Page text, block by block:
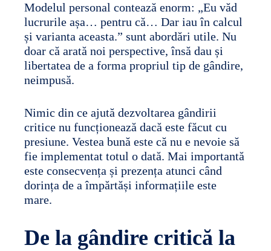
Modelul personal contează enorm: „Eu văd
lucrurile așa… pentru că… Dar iau în calcul
și varianta aceasta.” sunt abordări utile. Nu
doar că arată noi perspective, însă dau și
libertatea de a forma propriul tip de gândire,
neimpusă.
Nimic din ce ajută dezvoltarea gândirii
critice nu funcționează dacă este făcut cu
presiune. Vestea bună este că nu e nevoie să
fie implementat totul o dată. Mai importantă
este consecvența și prezența atunci când
dorința de a împărtăși informațiile este
mare.
De la gândire critică la